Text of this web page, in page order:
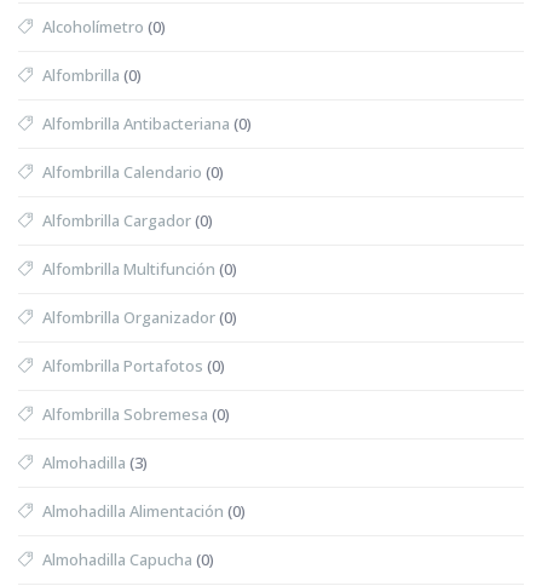
Alcoholímetro (0)
Alfombrilla (0)
Alfombrilla Antibacteriana (0)
Alfombrilla Calendario (0)
Alfombrilla Cargador(0)
Alfombrilla Multifunción (0)
Alfombrilla Organizador(0)
Alfombrilla Portafotos (0)
Alfombrilla Sobremesa (0)
Almohadilla (3)
Almohadilla Alimentación (0)
Almohadilla Capucha (0)